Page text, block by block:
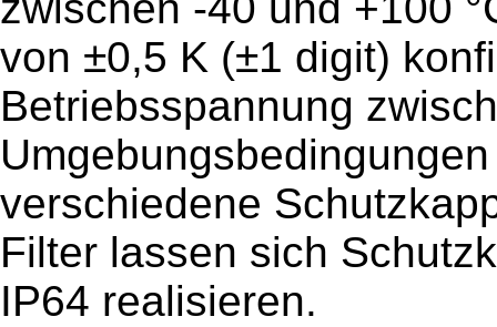
von ±0,5 K (±1 digit)
Betriebsspannung
verschiedene
Filter lassen sich
IP64 realisieren.